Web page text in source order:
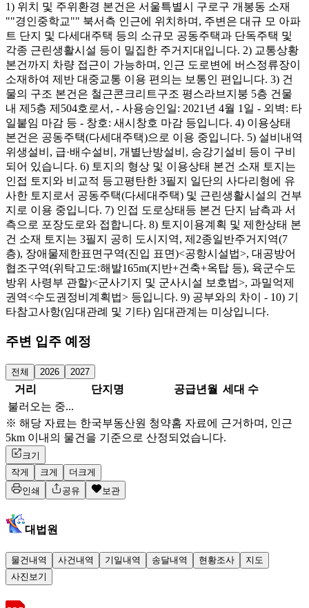
1) 위치 및 주위환경 본건은 서울특별시 구로구 개봉동 소재
""경인중학교"" 북서측 인근에 위치하며, 주변은 대규 모 아파
트 단지 및 다세대주택 등의 소규모 공동주택과 단독주택 및
각종 근린생활시설 등이 밀집한 주거지대입니다. 2) 교통상황
본건까지 차량 접근이 가능하며, 인근 도로변에 버스정류장이
소재하여 제반 대중교통 이용 편의는 보통인 편입니다. 3) 건
물의 구조 본건은 철근콘크리트구조 평스라브지붕 5층 건물
내 제5층 제504호로서, - 사용승인일: 2021년 4월 1일 - 외벽: 타
일붙임 마감 등 - 창호: 새시창호 마감 등입니다. 4) 이용상태
본건은 공동주택(다세대주택)으로 이용 중입니다. 5) 설비내역
위생설비, 급·배수설비, 개별난방설비, 승강기설비 등이 구비
되어 있습니다. 6) 토지의 형상 및 이용상태 본건 소재 토지는
인접 토지와 비교적 등고평탄한 3필지 일단의 사다리형에 유
사한 토지로서 공동주택(다세대주택) 및 근린생활시설의 건부
지로 이용 중입니다. 7) 인접 도로상태등 본건 단지 남측과 서
측으로 포장도로와 접합니다. 8) 토지이용계획 및 제한상태 본
건 소재 토지는 3필지 공히 도시지역, 제2종일반주거지역(7
층), 장애물제한표면구역(진입 표면)<공항시설법>, 대공방어
협조구역(위탁고도:해발165m(지반+건축+옥탑 등), 육군수도
방위 사령부 관할)<군사기지 및 군사시설 보호법>, 과밀억제
권역<수도권정비계획법> 등입니다. 9) 공부와의 차이 - 10) 기
타참고사항(임대관례 및 기타) 임대관계는 미상입니다.
주변 입주 예정
전체 2026 2027
거리 단지명 공급년월 세대 수
불러오는 중...
※ 해당 자료는 한국부동산원 청약홈 자료에 근거하며, 인근
5km 이내의 물건을 기준으로 산정되었습니다.
크기
작게
크게
더크게
인쇄
공유 보관
대법원
물건내역 사건내역 기일내역 송달내역 현황조사
지도
사진보기